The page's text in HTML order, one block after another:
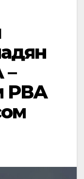
–
РВА